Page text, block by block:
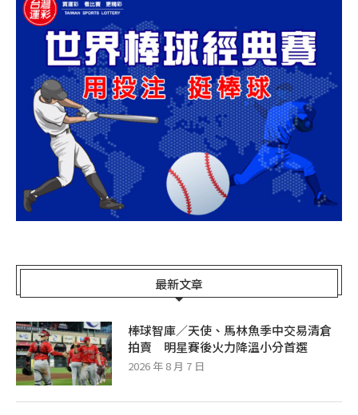
最新文章
棒球智庫／天使、馬林魚季中交易清倉
拍賣 明星賽後火力降溫小分首選
2026 年 8 月 7 日